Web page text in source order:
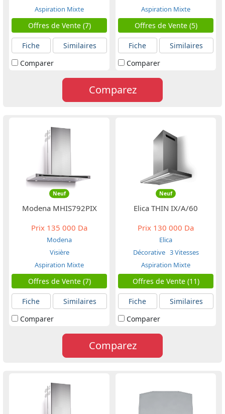
Aspiration Mixte
Offres de Vente (7)
Fiche
Similaires
Comparer
Aspiration Mixte
Offres de Vente (5)
Fiche
Similaires
Comparer
Comparez
Neuf
Modena MHIS792PIX
Prix 135 000 Da
Modena
Visière
Aspiration Mixte
Offres de Vente (7)
Fiche
Similaires
Comparer
Neuf
Elica THIN IX/A/60
Prix 130 000 Da
Elica
Décorative 3 Vitesses
Aspiration Mixte
Offres de Vente (11)
Fiche
Similaires
Comparer
Comparez